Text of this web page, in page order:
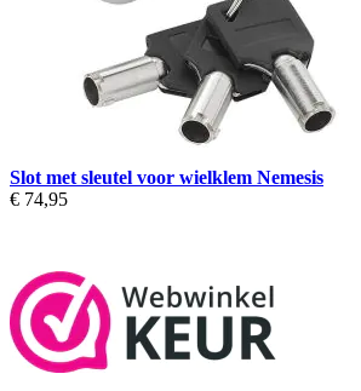
Slot met sleutel voor wielklem Nemesis
€ 74,95